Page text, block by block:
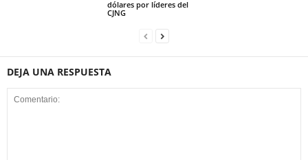
dólares por líderes del
CJNG
DEJA UNA RESPUESTA